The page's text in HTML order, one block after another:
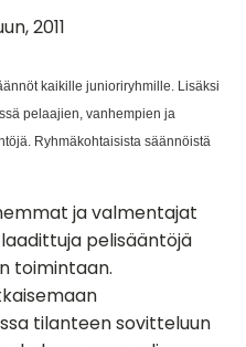
2011
kaikille junioriryhmille. Lisäksi
pelaajien, vanhempien ja
Ryhmäkohtaisista säännöistä
ja valmentajat
pelisääntöjä
toimintaan.
tilanteen sovitteluun